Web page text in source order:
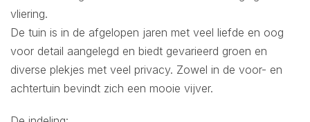
vliering.
De tuin is in de afgelopen jaren met veel liefde en oog
voor detail aangelegd en biedt gevarieerd groen en
diverse plekjes met veel privacy. Zowel in de voor- en
achtertuin bevindt zich een mooie vijver.